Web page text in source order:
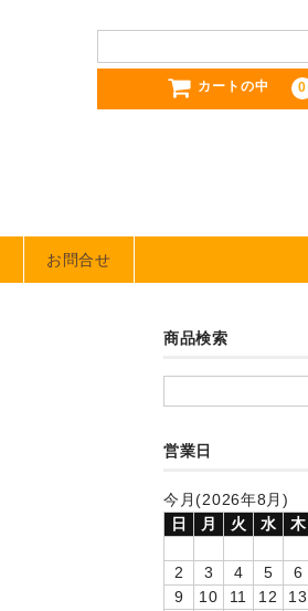
カートの中 0
お問合せ
商品検索
営業日
今月(2026年8月)
日
月 火 水 木
2
3 4 5 6
9
10 11 12 13